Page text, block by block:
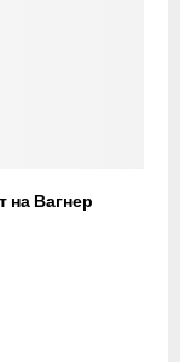
на Вагнер